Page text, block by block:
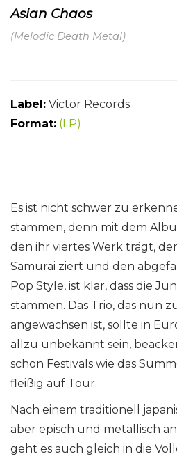
Asian Chaos
(Melodic Death Metal)
Label: Victor Records
Format: (LP)
Es ist nicht schwer zu
stammen, denn mit dem
den ihr viertes Werk trägt,
Samurai ziert und den
Pop Style, ist klar, dass die
stammen. Das Trio, das nun
angewachsen ist, sollte in
allzu unbekannt sein,
schon Festivals wie das
fleißig auf Tour.
Nach einem traditionell
aber episch und metallisch
geht es auch gleich in die